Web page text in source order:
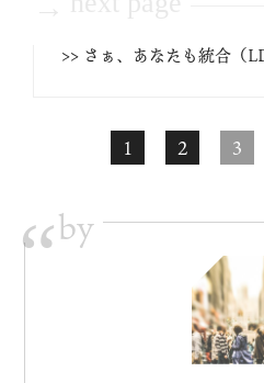
>> さぁ、あなたも統合（
1 2 3
“by